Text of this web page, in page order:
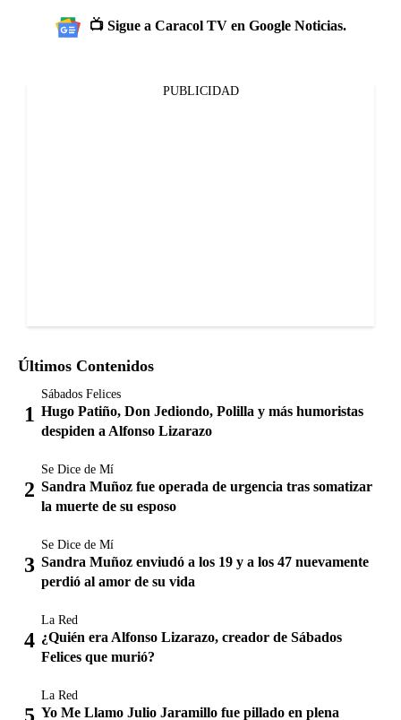
📺 Sigue a Caracol TV en Google Noticias.
PUBLICIDAD
Últimos Contenidos
Sábados Felices
Hugo Patiño, Don Jediondo, Polilla y más humoristas
despiden a Alfonso Lizarazo
Se Dice de Mí
Sandra Muñoz fue operada de urgencia tras somatizar
la muerte de su esposo
Se Dice de Mí
Sandra Muñoz enviudó a los 19 y a los 47 nuevamente
perdió al amor de su vida
La Red
¿Quién era Alfonso Lizarazo, creador de Sábados
Felices que murió?
La Red
Yo Me Llamo Julio Jaramillo fue pillado en plena